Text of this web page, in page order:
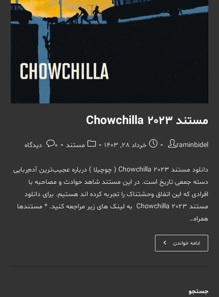
مستند Chowchilla 2023
نویسندهٔ
raminbidel
نوشته
شده
است:
خرداد 28, 1403
دسته‌مستند
نظرات
0 دیدگاه
دانلود مستند Chowchilla 2023 ( چوچیلا ) درباره عجیب‌ترین آدم‌ربایی
دسته‌ جمعی تاریخ است. در این مستند شاهد حوادث و مصاحبه با
افرادی که این اتفاق وحشتناک را تجربه کرده اند هستیم. برای دانلود
مستند Chowchilla 2023 به لینک های زیر مراجعه کنید. * مستندها
همراه…
ادامه خواندنمستند
Chowchilla
جستجو